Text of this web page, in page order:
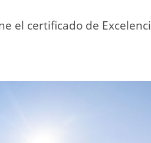
el certificado de